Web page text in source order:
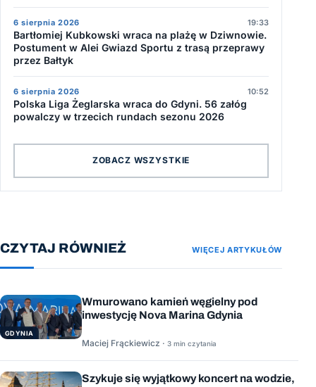
6 sierpnia 2026 19:33
Bartłomiej Kubkowski wraca na plażę w Dziwnowie.
Postument w Alei Gwiazd Sportu z trasą przeprawy
przez Bałtyk
6 sierpnia 2026 10:52
Polska Liga Żeglarska wraca do Gdyni. 56 załóg
powalczy w trzecich rundach sezonu 2026
ZOBACZ WSZYSTKIE
CZYTAJ RÓWNIEŻ WIĘCEJ ARTYKUŁÓW
GDYNIA
Wmurowano kamień węgielny pod
inwestycję Nova Marina Gdynia
Maciej Frąckiewicz · 3 min czytania
Szykuje się wyjątkowy koncert na wodzie,